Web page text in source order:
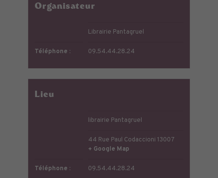
Organisateur
Librairie Pantagruel
Téléphone : 09.54.44.28.24
Lieu
librairie Pantagruel
44 Rue Paul Codaccioni 13007
+ Google Map
Téléphone : 09.54.44.28.24